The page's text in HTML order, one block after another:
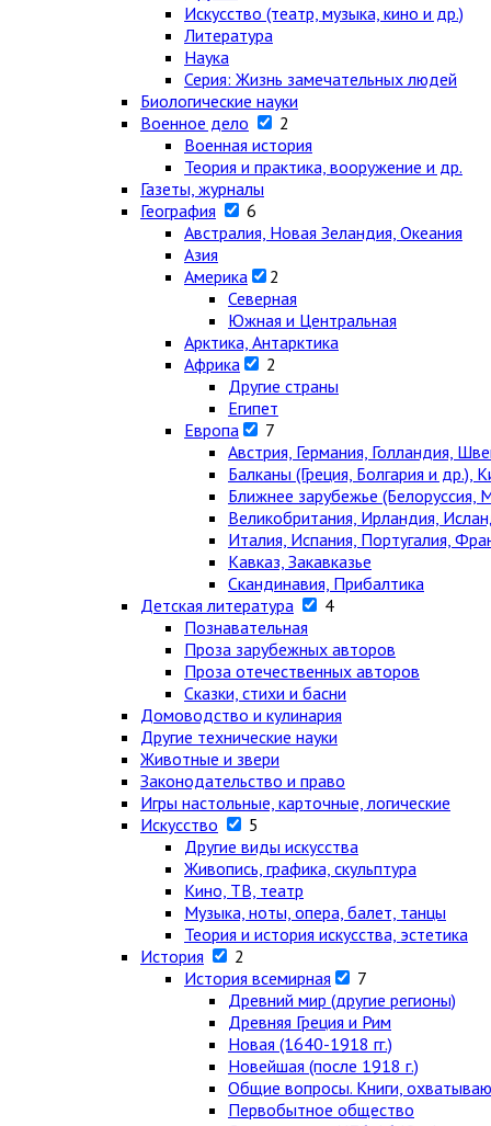
Искусство (театр, музыка, кино и др.)
Литература
Наука
Серия: Жизнь замечательных людей
Биологические науки
Военное дело
2
Военная история
Теория и практика, вооружение и др.
Газеты, журналы
География
6
Австралия, Новая Зеландия, Океания
Азия
Америка
2
Северная
Южная и Центральная
Арктика, Антарктика
Африка
2
Другие страны
Египет
Европа
7
Австрия, Германия, Голландия,
Балканы (Греция, Болгария и др.),
Ближнее зарубежье (Белоруссия,
Великобритания, Ирландия,
Италия, Испания, Португалия,
Кавказ, Закавказье
Скандинавия, Прибалтика
Детская литература
4
Познавательная
Проза зарубежных авторов
Проза отечественных авторов
Сказки, стихи и басни
Домоводство и кулинария
Другие технические науки
Животные и звери
Законодательство и право
Игры настольные, карточные, логические
Искусство
5
Другие виды искусства
Живопись, графика, скульптура
Кино, ТВ, театр
Музыка, ноты, опера, балет, танцы
Теория и история искусства, эстетика
История
2
История всемирная
7
Древний мир (другие регионы)
Древняя Греция и Рим
Новая (1640-1918 гг.)
Новейшая (после 1918 г.)
Общие вопросы. Книги,
Первобытное общество